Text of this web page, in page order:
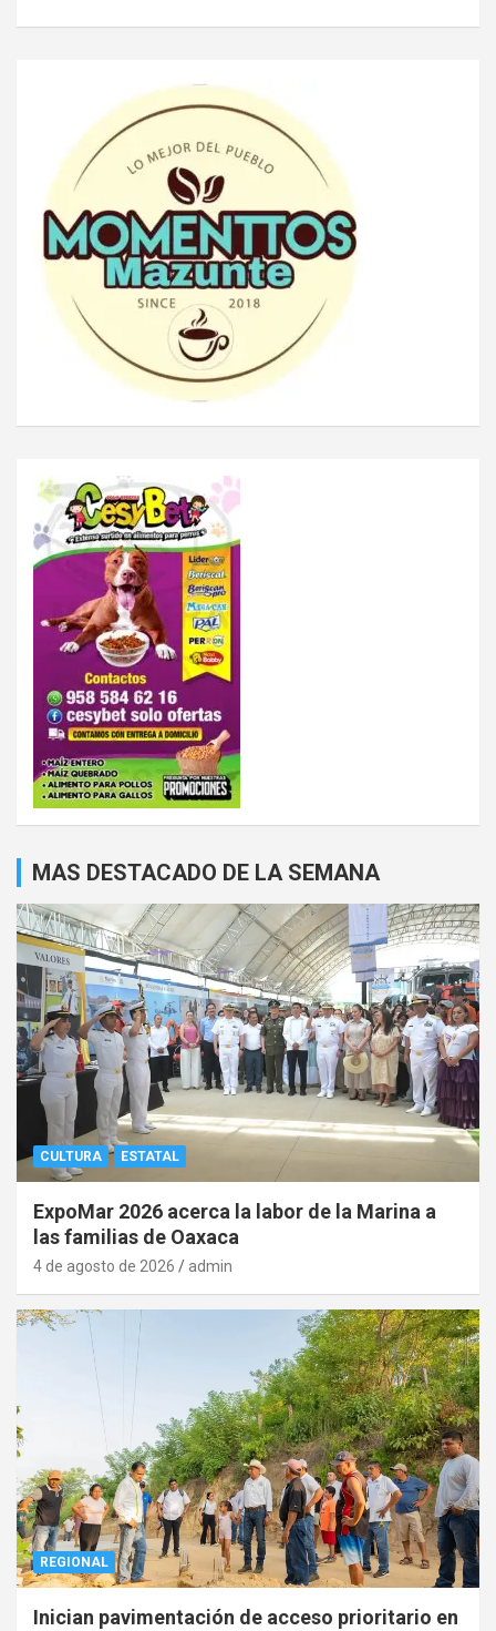
MAS DESTACADO DE LA SEMANA
CULTURA ESTATAL
ExpoMar 2026 acerca la labor de la Marina a
las familias de Oaxaca
4 de agosto de 2026 admin
REGIONAL
Inician pavimentación de acceso prioritario en